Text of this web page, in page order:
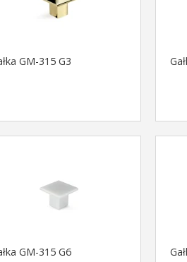
GM-315 G3
GM-315 G6